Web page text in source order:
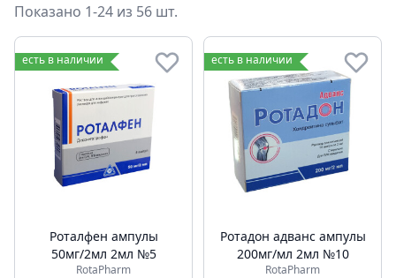
Показано 1-24 из 56 шт.
есть в наличии
Роталфен ампулы
50мг/2мл 2мл №5
RotaPharm
есть в наличии
Ротадон адванс ампулы
200мг/мл 2мл №10
RotaPharm